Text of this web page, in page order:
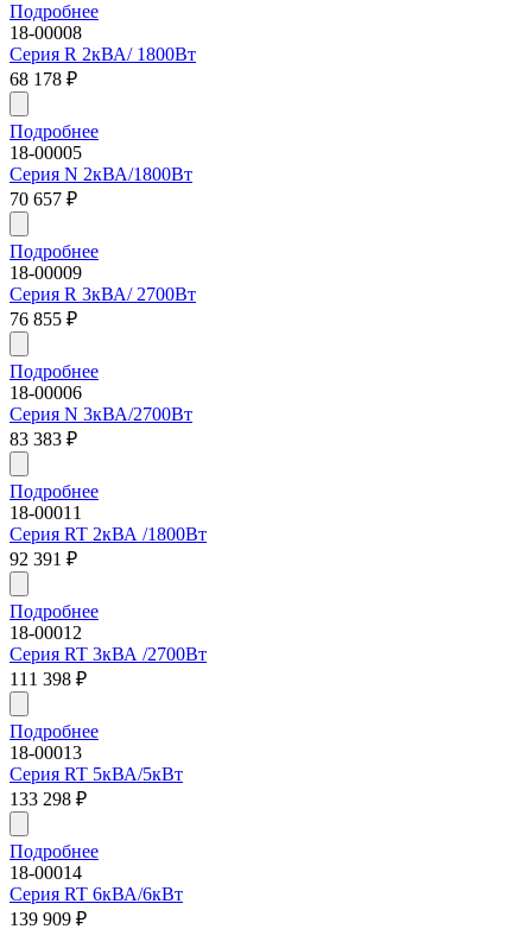
Подробнее
18-00008
Серия R 2кВА/ 1800Вт
68 178 ₽
Подробнее
18-00005
Серия N 2кВА/1800Вт
70 657 ₽
Подробнее
18-00009
Серия R 3кВА/ 2700Вт
76 855 ₽
Подробнее
18-00006
Серия N 3кВА/2700Вт
83 383 ₽
Подробнее
18-00011
Серия RT 2кВА /1800Вт
92 391 ₽
Подробнее
18-00012
Серия RT 3кВА /2700Вт
111 398 ₽
Подробнее
18-00013
Серия RT 5кВА/5кВт
133 298 ₽
Подробнее
18-00014
Серия RT 6кВА/6кВт
139 909 ₽